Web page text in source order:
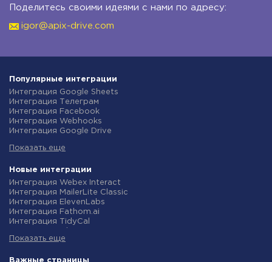
Поделитесь своими идеями с нами по адресу:
igor@apix-drive.com
Популярные интеграции
Интеграция Google Sheets
Интеграция Телеграм
Интеграция Facebook
Интеграция Webhooks
Интеграция Google Drive
Интеграция Gmail
Интеграция Новая Почта
Интеграция Binotel
Интеграция OpenAI (ChatGPT)
Интеграция Prom
Интеграция Приват24
Интеграция OLX
Интеграция TurboSMS
Интеграция SendPulse
Интеграция Stream Telecom
Показать еще
Новые интеграции
Интеграция Webex Interact
Интеграция MailerLite Classic
Интеграция ElevenLabs
Интеграция Fathom.ai
Интеграция TidyCal
Интеграция Gist
Интеграция Straico
Показать еще
Важные страницы